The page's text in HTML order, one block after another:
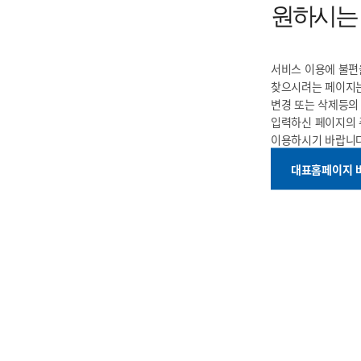
원하시
서비스 이용에 불
찾으시려는 페이지
변경 또는 삭제등의
입력하신 페이지
이용하시기 바랍니
대표홈페이지